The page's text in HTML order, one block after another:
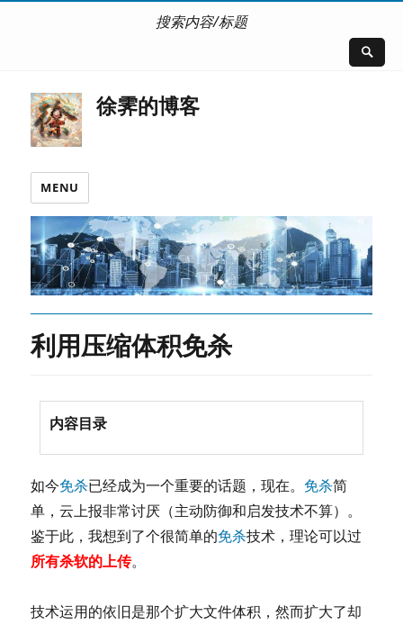
搜索内容/标题
徐霁的博客
MENU
利用压缩体积免杀
内容目录
如今免杀已经成为一个重要的话题，现在。 免杀简
单，云上报非常讨厌（主动防御和启发技术不算）。
鉴于此，我想到了个很简单的免杀技术，理论可以过
所有杀软的上传。
技术运用的依旧是那个扩大文件体积，然而扩大了却